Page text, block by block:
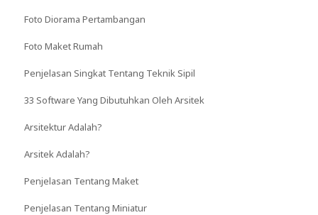
Foto Diorama Pertambangan
Foto Maket Rumah
Penjelasan Singkat Tentang Teknik Sipil
33 Software Yang Dibutuhkan Oleh Arsitek
Arsitektur Adalah?
Arsitek Adalah?
Penjelasan Tentang Maket
Penjelasan Tentang Miniatur